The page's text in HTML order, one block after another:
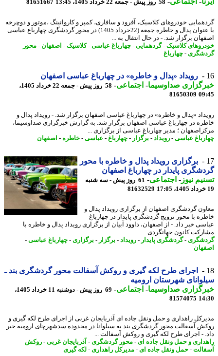
58 روز پیش - جمعه 22 خرداد 1405، 13:45 81651667
خودروهای کلاسیک، آفرود و سافاری، کمپر و کاروانینگ ،موتور و دوچرخه
با عنوان پدال و خاطره جمعه (22خرداد 1405) در محور گردشگری چهارباغ عباسی
برگزار شد. - در ﺣﺎل اﻧﺘﻘﺎل ﺑﻪ ...
کلاسیک-گردهمایی-چهارباغ عباسی-کلاسیک-اصفهان-محور
- چهارباغ
رویداد «پدال و خاطره» در چهارباغ عباسی اصفهان
صداوسیما-اجتماعی-
58 روز پیش - جمعه 22 خرداد 1405،
81650309
«پدال و خاطره» در چهارباغ عباسی اصفهان برگزار شد. - رویداد پدال و
در چهارباغ عباسی اصفهان برگزار شد. به گزارش خبرگزاری صداوسیما،
؛ مدیر چهارباغ عباسی از برگزاری ...
عباسی-رویداد-برگزار - چهارباغ-عباسی-خاطره-اصفهان
برگزاری رویداد پدال و خاطره با محور
پایدار در چهارباغ اصفهان
نیوز-اجتماعی-
61 روز پیش - سه شنبه
81632529
گردشگری اصفهان از برگزاری رویداد پدال و
با محور ترویج گردشگری پایدار در چهارباغ
خبر داد. - از اصفهان، داوود آبیان از برگزاری رویداد پدال و خاطره با
کانون جهانگردی ...
- گردشگری پایدار-رویداد-برگزار - برگزاری - چهارباغ عباسی-
اجرای طرح لکه گیری و روکش آسفالت محور گردشگری بند ـ
شهرستان ارومیه
صداوسیما-اجتماعی-
69 روز پیش - دوشنبه 11 خرداد 1405،
81574075
راهداری و حمل ونقل جاده ای آذربایجان غربی از اجرای طرح لکه گیری و
آسفالت محور گردشگری بند به سیلوانا در محدوده سدشهرچای ارومیه خبر
- اجرای طرح لکه گیری و روکش آسفالت ...
و حمل ونقل جاده ای- محور گردشگری- آذربایجان غربی- روکش
-حمل ونقل جاده ای- مدیرکل راهداری- لکه گیری